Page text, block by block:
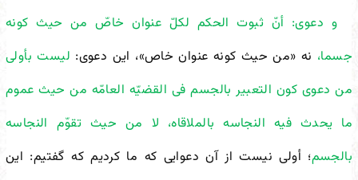
و دعوى: أنّ ثبوت الحکم لکلّ عنوان خاصّ من حیث کونه
جسما، نه «من حیث کونه عنوان خاص»، این دعوی: لیست بأولى
من دعوى کون التعبیر بالجسم فی القضیّه العامّه من حیث عموم
ما یحدث فیه النجاسه بالملاقاه، لا من حیث تقوّم النجاسه
بالجسم؛ أولی نیست از آن دعوایی که ما کردیم که گفتیم: این